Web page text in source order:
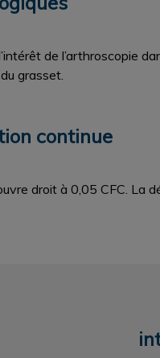
de l’arthroscopie
grasset.
continue
droit à 0,05 CFC. La